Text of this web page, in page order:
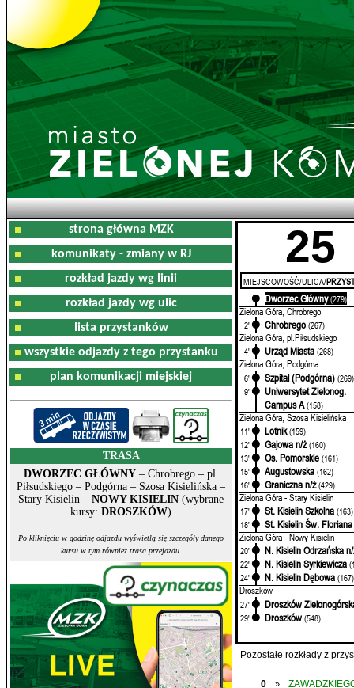
strona główna MZK
komunikaty - zmiany w RJ
rozkład jazdy wg linii
rozkład jazdy wg ulic
lista przystanków
wszystkie odjazdy z tego przystanku
plan komunikacji miejskiej
TRASA
DWORZEC GŁÓWNY– Chrobrego – pl.
Piłsudskiego – Podgórna – Szosa Kisielińska –
Stary Kisielin – NOWY KISIELIN (wybrane
kursy: DROSZKÓW)
Po kliknięciu w godzinę odjazdu wyświetlą się szczegóły danego
kursu w tym również trasa przejazdu.
25
MIEJSCOWOŚĆ/ULICA/
Dworzec Główny (279)
Zielona Góra, Chrobrego
2' Chrobrego (267)
Zielona Góra, pl.Piłsudskiego
4' Urząd Miasta (268)
Zielona Góra, Podgórna
6' Szpital (Podgórna) (269)
9'
Uniwersytet Zielonog.
Campus A (158)
Zielona Góra, Szosa Kisielińska
11' Lotnik (159)
12'
Gajowa n/ż (160)
13'
Os. Pomorskie (161)
15'
Augustowska (162)
16'
Graniczna n/ż (429)
Zielona Góra - Stary Kisielin
17' St. Kisielin Szkolna (163)
18'
St. Kisielin Św. Floriana
Zielona Góra - Nowy Kisielin
20' N. Kisielin Odrzańska
22' N. Kisielin Syrkiewicza
24'
N. Kisielin Dębowa (167)
Droszków
27' Droszków
29' Droszków (548)
Pozostałe rozkłady z
0 »